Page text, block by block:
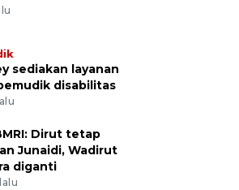
sediakan layanan
disabilitas
Dirut tetap
Junaidi, Wadirut
diganti